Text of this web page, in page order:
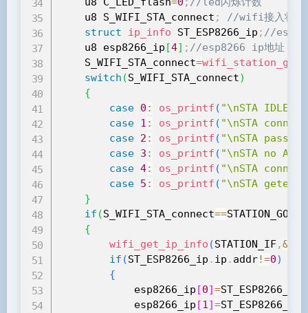
	u8 S_WIFI_STA_connect
;
//wifi接入状态
struct
ip_info ST_ESP8266_ip ; //
	u8 esp8266_ip
[4] ; //esp8266 ip地址
	S_WIFI_STA_connect
=
switch (S_WIFI_STA_connect)
{
case 0 : os_printf ( "\nSTA IDLE\n"
case 1 : os_printf ( "\nSTA
case 2 : os_printf ( "\nSTA
case 3 : os_printf ( "\nSTA no AP
case 4: os_printf ( "\nSTA
case 5 : os_printf ( "\nSTA geted
}
if (S_WIFI_STA_connect==
{
wifi_get_ip_info (STATION_IF,&
if (ST_ESP8266_ip . ip . addr!=0)
{
			esp8266_ip
[0]=ST_ESP8266_ip
			esp8266_ip
[1]=ST_ESP8266_ip